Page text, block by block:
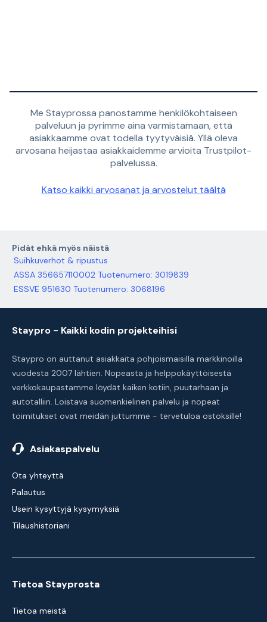
Me Stayprossa panostamme henkilökohtaiseen
palveluun ja pyrimme aina varmistamaan, että
asiakkaamme ovat todella tyytyväisiä. Yllä oleva
arvosana heijastaa asiakkaidemme arvioita Trustpilot-
palvelussa.
Katso kaikki arvosanat ja arvostelut täältä
Pidät ehkä myös näistä
Suihkuverhot & ripustus
ASSA 356657110002 Tuotenumero: 3019839
ESSVE 951630 Tuotenumero: 3068196
Staypro - Kaikki kodin projekteihisi
Staypro on auttanut asiakkaita pohjoismaisilla markkinoilla
vuodesta 2007 lähtien. Nopeasta ja helppokäyttöisestä
verkkokaupastamme löydät kaiken kotiin, puutarhaan ja
autotalliin. Loistava suomenkielinen palvelu ja nopeat
toimitukset ovat meidän juttumme - tervetuloa ostoksille!
Asiakaspalvelu
Ota yhteyttä
Palautus
Usein kysyttyjä kysymyksiä
Tilaushistoriani
Tietoa Stayprosta
Tietoa meistä